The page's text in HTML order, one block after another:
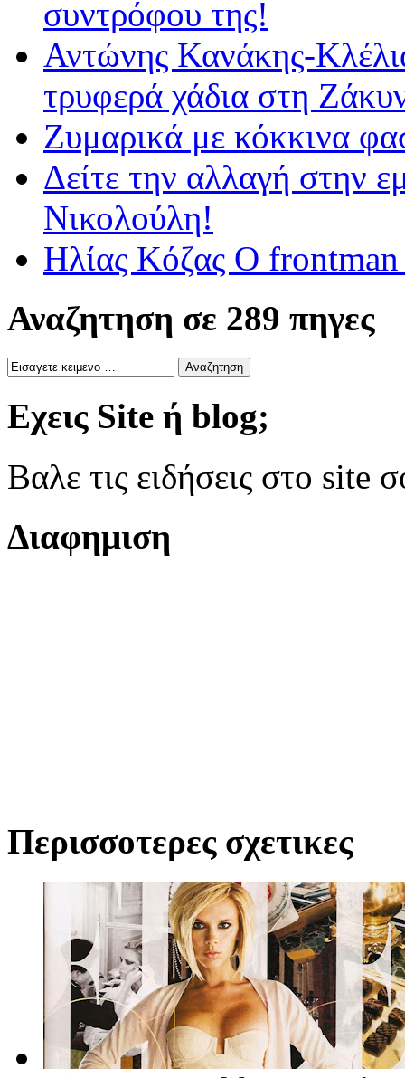
συντρόφου της!
Αντώνης Κανάκης-
τρυφερά χάδια στη
Ζυμαρικά με κόκκινα
Δείτε την αλλαγή στην
Νικολούλη!
Ηλίας Κόζας Ο frontman
Αναζητηση σε 289 πηγες
Εχεις Site ή blog;
Βαλε τις ειδήσεις στο
Διαφημιση
Περισσοτερες σχετικες